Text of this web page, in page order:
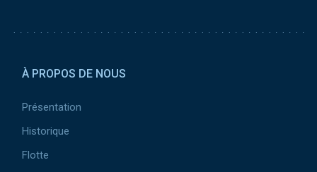
À PROPOS DE NOUS
Présentation
Historique
Flotte